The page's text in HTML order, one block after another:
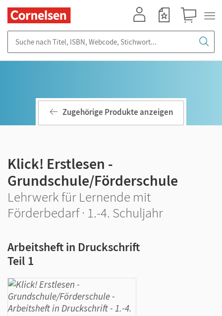
Zugehörige Produkte anzeigen
Klick! Erstlesen -
Grundschule/Förderschule
Lehrwerk für Lernende mit
Förderbedarf · 1.-4. Schuljahr
Arbeitsheft in Druckschrift
Teil 1